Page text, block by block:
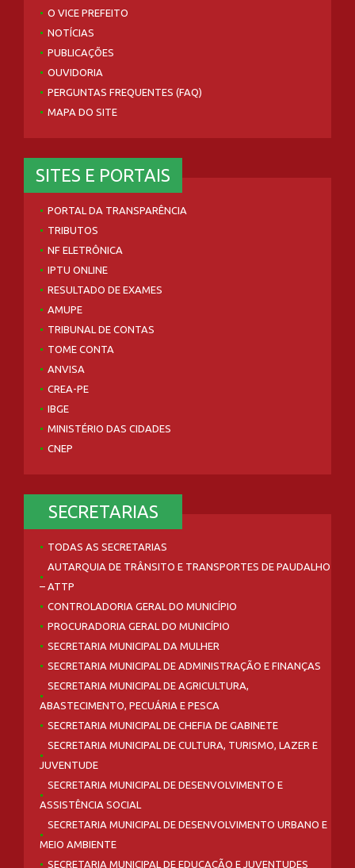
O VICE PREFEITO
NOTÍCIAS
PUBLICAÇÕES
OUVIDORIA
PERGUNTAS FREQUENTES (FAQ)
MAPA DO SITE
SITES E PORTAIS
PORTAL DA TRANSPARÊNCIA
TRIBUTOS
NF ELETRÔNICA
IPTU ONLINE
RESULTADO DE EXAMES
AMUPE
TRIBUNAL DE CONTAS
TOME CONTA
ANVISA
CREA-PE
IBGE
MINISTÉRIO DAS CIDADES
CNEP
SECRETARIAS
TODAS AS SECRETARIAS
AUTARQUIA DE TRÂNSITO E TRANSPORTES DE PAUDALHO
– ATTP
CONTROLADORIA GERAL DO MUNICÍPIO
PROCURADORIA GERAL DO MUNICÍPIO
SECRETARIA MUNICIPAL DA MULHER
SECRETARIA MUNICIPAL DE ADMINISTRAÇÃO E FINANÇAS
SECRETARIA MUNICIPAL DE AGRICULTURA,
ABASTECIMENTO, PECUÁRIA E PESCA
SECRETARIA MUNICIPAL DE CHEFIA DE GABINETE
SECRETARIA MUNICIPAL DE CULTURA, TURISMO, LAZER E
JUVENTUDE
SECRETARIA MUNICIPAL DE DESENVOLVIMENTO E
ASSISTÊNCIA SOCIAL
SECRETARIA MUNICIPAL DE DESENVOLVIMENTO URBANO E
MEIO AMBIENTE
SECRETARIA MUNICIPAL DE EDUCAÇÃO E JUVENTUDES